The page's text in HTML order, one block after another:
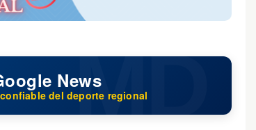
News
del deporte regional